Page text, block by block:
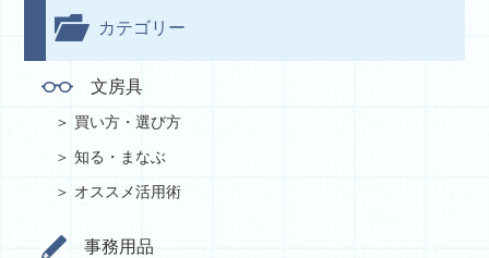
カテゴリー
文房具
買い方・選び方
知る・まなぶ
オススメ活用術
事務用品